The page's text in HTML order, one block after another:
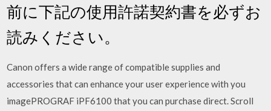
前に下記の使用許諾契約書を必ずお
読みください。
Canon offers a wide range of compatible supplies and
accessories that can enhance your user experience with you
imagePROGRAF iPF6100 that you can purchase direct. Scroll